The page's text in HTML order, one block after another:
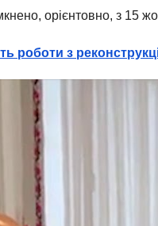
орієнтовно, з 15
роботи з